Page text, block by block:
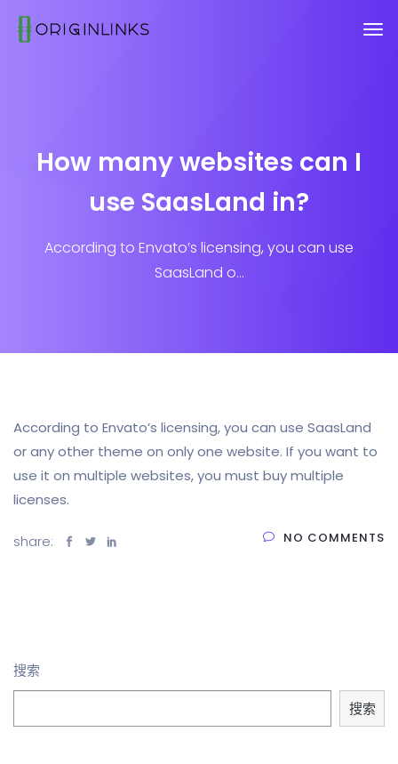
How many websites can I
use SaasLand in?
According to Envato’s licensing, you can use
SaasLand o...
According to Envato’s licensing, you can use SaasLand
or any other theme on only one website. If you want to
use it on multiple websites, you must buy multiple
licenses.
share: NO COMMENTS
搜索
搜索